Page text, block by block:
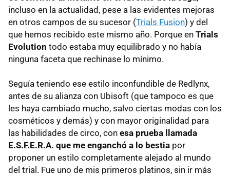
incluso en la actualidad, pese a las evidentes mejoras
en otros campos de su sucesor (Trials Fusion) y del
que hemos recibido este mismo año. Porque en Trials
Evolution todo estaba muy equilibrado y no había
ninguna faceta que rechinase lo mínimo.
Seguía teniendo ese estilo inconfundible de Redlynx,
antes de su alianza con Ubisoft (que tampoco es que
les haya cambiado mucho, salvo ciertas modas con los
cosméticos y demás) y con mayor originalidad para
las habilidades de circo, con esa prueba llamada
E.S.F.E.R.A. que me enganchó a lo bestia por
proponer un estilo completamente alejado al mundo
del trial. Fue uno de mis primeros platinos, sin ir más